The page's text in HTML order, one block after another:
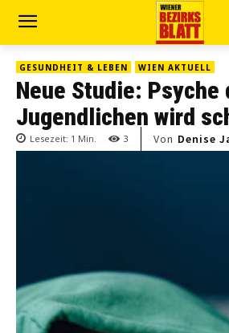
GESUNDHEIT & LEBEN WIEN AKTUELL
Neue Studie: Psyche
Jugendlichen wird
Lesezeit: 1 Min. 3 Von Denise